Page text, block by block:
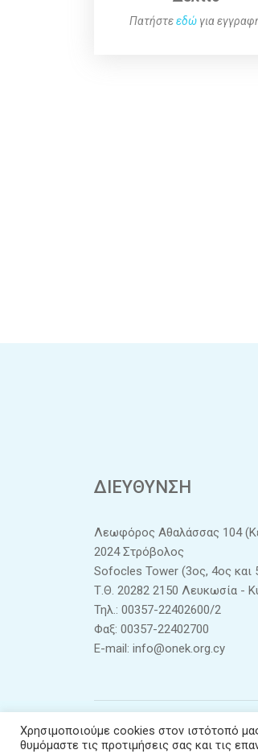
Πατήστεεδώγια
ΔΙΕΥΘΥΝΣΗ
Λεωφόρος Αθαλάσσας 104
2024 Στρόβολος
Sofocles Tower (3ος, 4ος και
Τ.Θ. 20282 2150 Λευκωσία -
Τηλ.: 00357-22402600/2
Φαξ: 00357-22402700
E-mail: info@onek.org.cy
Χρησιμοποιούμε cookies στον ιστότοπό
θυμόμαστε τις προτιμήσεις σας και τις